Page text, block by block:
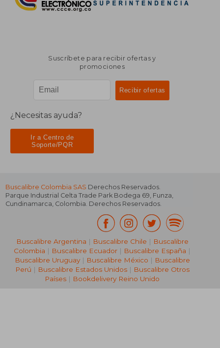
Suscríbete para recibir ofertas y
promociones
¿Necesitas ayuda?
Ir a Centro de
Soporte/PQR
Buscalibre Colombia SAS Derechos Reservados.
Parque Industrial Celta Trade Park Bodega 69, Funza,
Cundinamarca, Colombia. Derechos Reservados.
Buscalibre Argentina | Buscalibre Chile | Buscalibre
Colombia | Buscalibre Ecuador | Buscalibre España |
Buscalibre Uruguay| Buscalibre México | Buscalibre
Perú | Buscalibre Estados Unidos| Buscalibre Otros
Países | Bookdelivery Reino Unido